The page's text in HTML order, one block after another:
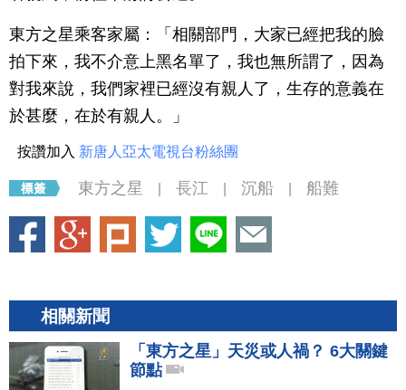
東方之星乘客家屬：「相關部門，大家已經把我的臉
拍下來，我不介意上黑名單了，我也無所謂了，因為
對我來說，我們家裡已經沒有親人了，生存的意義在
於甚麼，在於有親人。」
按讚加入 新唐人亞太電視台粉絲團
東方之星 長江 沉船 船難
相關新聞
「東方之星」天災或人禍？ 6大關鍵
節點